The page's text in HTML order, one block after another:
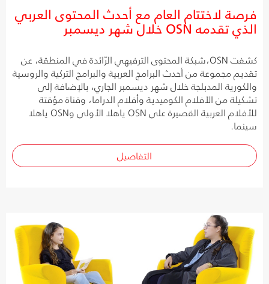
فرصة لاختتام العام مع أحدث المحتوى العربي
الذي تقدمه OSN خلال شهر ديسمبر
كشفت OSN،شبكة المحتوى الترفيهي الرّائدة في المنطقة، عن
تقديم مجموعة من أحدث البرامج العربية والبرامج التركية والروسية
والكورية المدبلجة خلال شهر ديسمبر الجاري، بالإضافة إلى
تشكيلة من الأفلام الكوميدية وأفلام الدراما، وقناة مؤقتة
للأفلام العربية القصيرة على OSN ياهلا الأولى وOSN ياهلا
سينما.
التفاصيل